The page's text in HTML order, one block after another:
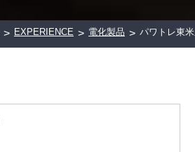
> EXPERIENCE > 電化製品 > パワトレ東